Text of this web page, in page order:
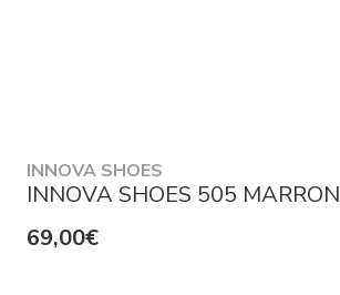
INNOVA SHOES
INNOVA SHOES 505 MARRON
69,00€